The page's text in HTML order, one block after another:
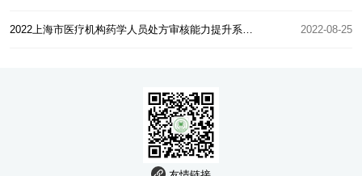
2022上海市医疗机构药学人员处方审核能力提升系列培训班（第六期）通知 2022-08-25